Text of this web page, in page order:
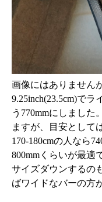
画像にはありません
9.25inch(23.5cm)で
う770mmにしました
ますが、目安として
170-180cmの人なら
800mmくらいが最適
サイズダウンするの
ばワイドなバーの方